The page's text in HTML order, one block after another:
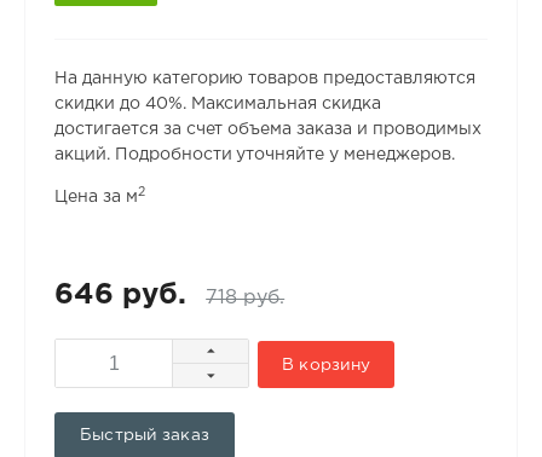
На данную категорию товаров предоставляются
скидки до 40%. Максимальная скидка
достигается за счет объема заказа и проводимых
акций. Подробности уточняйте у менеджеров.
Цена за м 2
646 руб. 718 руб.
В корзину
Быстрый заказ